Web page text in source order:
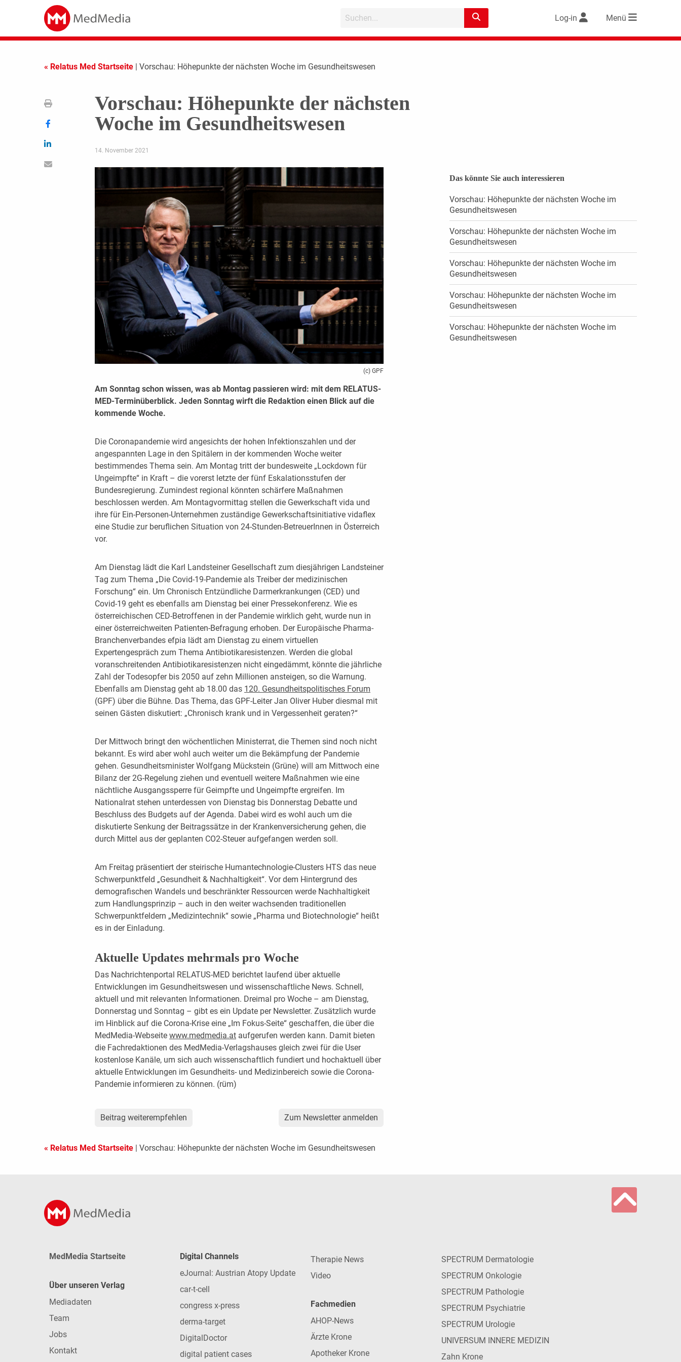
Log-in Menü
« Relatus Med Startseite | Vorschau: Höhepunkte der nächsten Woche im Gesundheitswesen
Vorschau: Höhepunkte der nächsten
Woche im Gesundheitswesen
14. November 2021
(c) GPF
Am Sonntag schon wissen, was ab Montag passieren wird: mit dem RELATUS-
MED-Terminüberblick. Jeden Sonntag wirft die Redaktion einen Blick auf die
kommende Woche.
Die Coronapandemie wird angesichts der hohen Infektionszahlen und der
angespannten Lage in den Spitälern in der kommenden Woche weiter
bestimmendes Thema sein. Am Montag tritt der bundesweite „Lockdown für
Ungeimpfte“ in Kraft – die vorerst letzte der fünf Eskalationsstufen der
Bundesregierung. Zumindest regional könnten schärfere Maßnahmen
beschlossen werden. Am Montagvormittag stellen die Gewerkschaft vida und
ihre für Ein-Personen-Unternehmen zuständige Gewerkschaftsinitiative vidaflex
eine Studie zur beruflichen Situation von 24-Stunden-BetreuerInnen in Österreich
vor.
Am Dienstag lädt die Karl Landsteiner Gesellschaft zum diesjährigen Landsteiner
Tag zum Thema „Die Covid-19-Pandemie als Treiber der medizinischen
Forschung“ ein. Um Chronisch Entzündliche Darmerkrankungen (CED) und
Covid-19 geht es ebenfalls am Dienstag bei einer Pressekonferenz. Wie es
österreichischen CED-Betroffenen in der Pandemie wirklich geht, wurde nun in
einer österreichweiten Patienten-Befragung erhoben. Der Europäische Pharma-
Branchenverbandes efpia lädt am Dienstag zu einem virtuellen
Expertengespräch zum Thema Antibiotikaresistenzen. Werden die global
voranschreitenden Antibiotikaresistenzen nicht eingedämmt, könnte die jährliche
Zahl der Todesopfer bis 2050 auf zehn Millionen ansteigen, so die Warnung.
Ebenfalls am Dienstag geht ab 18.00 das 120. Gesundheitspolitisches Forum
(GPF) über die Bühne. Das Thema, das GPF-Leiter Jan Oliver Huber diesmal mit
seinen Gästen diskutiert: „Chronisch krank und in Vergessenheit geraten?“
Der Mittwoch bringt den wöchentlichen Ministerrat, die Themen sind noch nicht
bekannt. Es wird aber wohl auch weiter um die Bekämpfung der Pandemie
gehen. Gesundheitsminister Wolfgang Mückstein (Grüne) will am Mittwoch eine
Bilanz der 2G-Regelung ziehen und eventuell weitere Maßnahmen wie eine
nächtliche Ausgangssperre für Geimpfte und Ungeimpfte ergreifen. Im
Nationalrat stehen unterdessen von Dienstag bis Donnerstag Debatte und
Beschluss des Budgets auf der Agenda. Dabei wird es wohl auch um die
diskutierte Senkung der Beitragssätze in der Krankenversicherung gehen, die
durch Mittel aus der geplanten CO2-Steuer aufgefangen werden soll.
Am Freitag präsentiert der steirische Humantechnologie-Clusters HTS das neue
Schwerpunktfeld „Gesundheit & Nachhaltigkeit“. Vor dem Hintergrund des
demografischen Wandels und beschränkter Ressourcen werde Nachhaltigkeit
zum Handlungsprinzip – auch in den weiter wachsenden traditionellen
Schwerpunktfeldern „Medizintechnik“ sowie „Pharma und Biotechnologie“ heißt
es in der Einladung.
Aktuelle Updates mehrmals pro Woche
Das Nachrichtenportal RELATUS-MED berichtet laufend über aktuelle
Entwicklungen im Gesundheitswesen und wissenschaftliche News. Schnell,
aktuell und mit relevanten Informationen. Dreimal pro Woche – am Dienstag,
Donnerstag und Sonntag – gibt es ein Update per Newsletter. Zusätzlich wurde
im Hinblick auf die Corona-Krise eine „Im Fokus-Seite“ geschaffen, die über die
MedMedia-Webseite www.medmedia.ataufgerufen werden kann. Damit bieten
die Fachredaktionen des MedMedia-Verlagshauses gleich zwei für die User
kostenlose Kanäle, um sich auch wissenschaftlich fundiert und hochaktuell über
aktuelle Entwicklungen im Gesundheits- und Medizinbereich sowie die Corona-
Pandemie informieren zu können. (rüm)
Beitrag weiterempfehlen Zum Newsletter anmelden
Das könnte Sie auch interessieren
Vorschau: Höhepunkte der nächsten Woche im
Gesundheitswesen
Vorschau: Höhepunkte der nächsten Woche im
Gesundheitswesen
Vorschau: Höhepunkte der nächsten Woche im
Gesundheitswesen
Vorschau: Höhepunkte der nächsten Woche im
Gesundheitswesen
Vorschau: Höhepunkte der nächsten Woche im
Gesundheitswesen
« Relatus Med Startseite | Vorschau: Höhepunkte der nächsten Woche im Gesundheitswesen
MedMedia Startseite
Über unseren Verlag
Mediadaten
Team
Jobs
Kontakt
Digital Channels
eJournal: Austrian Atopy Update
car-t-cell
congress x-press
derma-target
DigitalDoctor
digital patient cases
Therapie News
Video
Fachmedien
AHOP-News
Ärzte Krone
Apotheker Krone
SPECTRUM Dermatologie
SPECTRUM Onkologie
SPECTRUM Pathologie
SPECTRUM Psychiatrie
SPECTRUM Urologie
UNIVERSUM INNERE MEDIZIN
Zahn Krone